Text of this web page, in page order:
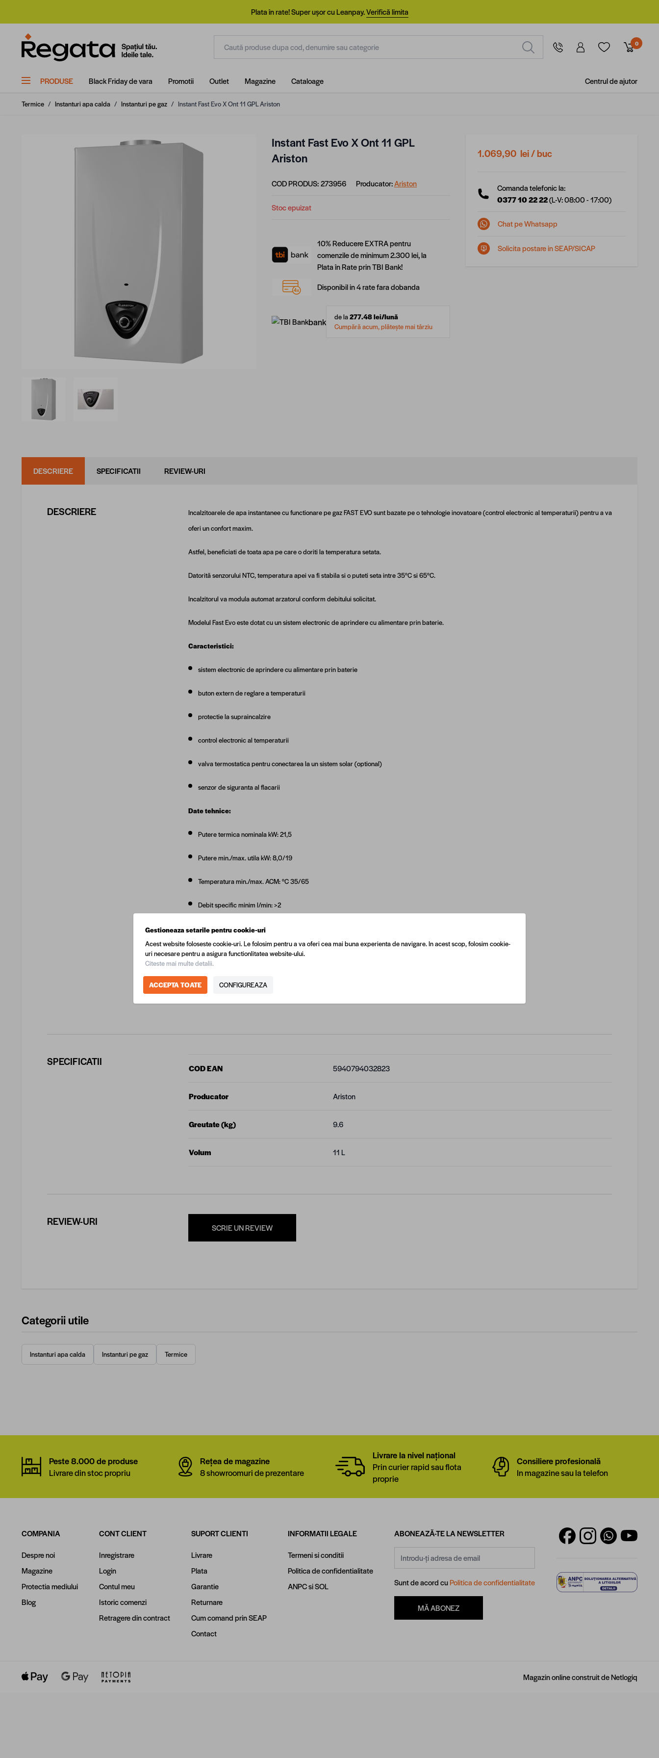
Plata în rate! Super ușor cu Leanpay.Verifică limita
0
PRODUSE Black Friday de vara Promotii Outlet Magazine Cataloage Centrul de ajutor
Termice / Instanturi apa calda / Instanturi pe gaz / Instant Fast Evo X Ont 11 GPL Ariston
View larger image
Instant Fast Evo X Ont 11 GPL
Ariston
COD PRODUS:273956 Producator:Ariston
Stoc epuizat
10% Reducere EXTRA pentru
comenzile de minimum 2.300 lei, la
Plata în Rate prin TBI Bank!
Disponibil in 4 rate fara dobanda
bank de la277.48lei/lună
Cumpără acum, plătește mai târziu
1.069,90 lei/ buc
Comanda telefonic la:
0377 10 22 22(L-V: 08:00 - 17:00)
Chat pe Whatsapp
Solicita postare in SEAP/SICAP
DESCRIERE SPECIFICATII REVIEW-URI
DESCRIERE
Incalzitoarele de apa instantanee cu functionare pe gaz FAST EVO sunt bazate pe o tehnologie inovatoare (control electronic al temperaturii) pentru a va
oferi un confort maxim.
Astfel, beneficiati de toata apa pe care o doriti la temperatura setata.
Datorită senzorului NTC, temperatura apei va fi stabila si o puteti seta intre 35°C si 65°C.
Incalzitorul va modula automat arzatorul conform debitului solicitat.
Modelul Fast Evo este dotat cu un sistem electronic de aprindere cu alimentare prin baterie.
Caracteristici:
sistem electronic de aprindere cu alimentare prin baterie
buton extern de reglare a temperaturii
protectie la supraincalzire
control electronic al temperaturii
valva termostatica pentru conectarea la un sistem solar (optional)
senzor de siguranta al flacarii
Date tehnice:
Putere termica nominala kW: 21,5
Putere min./max. utila kW: 8,0/19
Temperatura min./max. ACM: °C 35/65
Debit specific minim l/min: >2
Presiune maxima de functionare bar: 10
Presiune minima de funtionare bar: 0,1
Tensiune de alimentare/frecventa baterie: V/Hz 2x1,5V LR20
SPECIFICATII
COD EAN 5940794032823
Producator Ariston
Greutate (kg) 9.6
Volum 11 L
REVIEW-URI SCRIE UN REVIEW
Categorii utile
Instanturi apa calda Instanturi pe gaz Termice
Peste 8.000 de produse
Livrare din stoc propriu
Rețea de magazine
8 showroomuri de prezentare
Livrare la nivel național
Prin curier rapid sau flota
proprie
Consiliere profesională
In magazine sau la telefon
COMPANIA
Despre noi
Magazine
Protectia mediului
Blog
CONT CLIENT
Inregistrare
Login
Contul meu
Istoric comenzi
Retragere din contract
SUPORT CLIENTI
Livrare
Plata
Garantie
Returnare
Cum comand prin SEAP
Contact
INFORMATII LEGALE
Termeni si conditii
Politica de confidentialitate
ANPCsiSOL
ABONEAZĂ-TE LA NEWSLETTER
Sunt de acord cuPolitica de confidentialitate
MĂ ABONEZ
Magazin online construit deNetlogiq
Gestioneaza setarile pentru cookie-uri
Acest website foloseste cookie-uri. Le folosim pentru a va oferi cea mai buna experienta de navigare. In acest scop, folosim cookie-
uri necesare pentru a asigura functionlitatea website-ului.
Citeste mai multe detalii.
ACCEPTA TOATE CONFIGUREAZA